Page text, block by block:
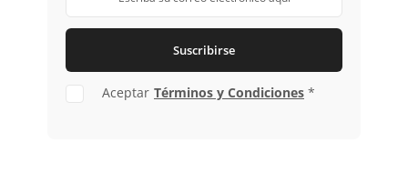
Suscribirse
Aceptar Términos y Condiciones *